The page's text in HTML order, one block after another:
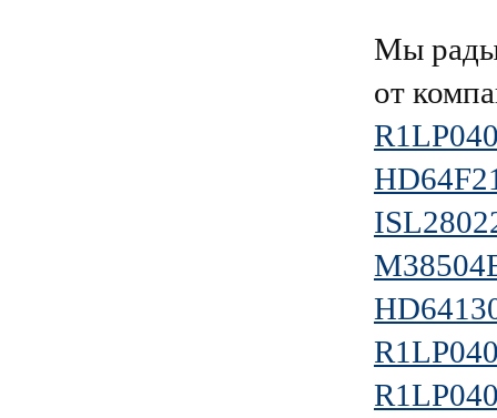
Мы рады
от